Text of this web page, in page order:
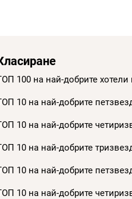
100 на най-добрите
10 на най-добрите
10 на най-добрите
10 на най-добрите
10 на най-добрите
10 на най-добрите